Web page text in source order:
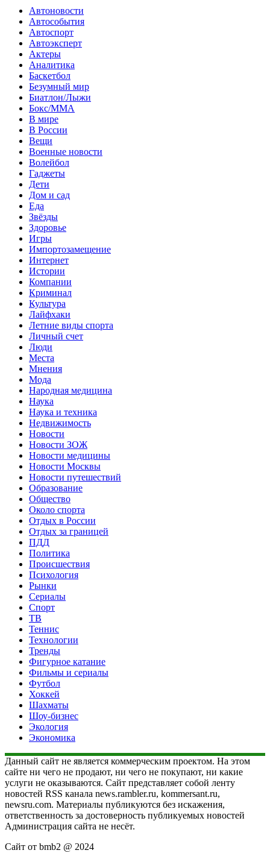
Автоновости
Автособытия
Автоспорт
Автоэксперт
Актеры
Аналитика
Баскетбол
Безумный мир
Биатлон/Лыжи
Бокс/MMA
В мире
В России
Вещи
Военные новости
Волейбол
Гаджеты
Дети
Дом и сад
Еда
Звёзды
Здоровье
Игры
Импортозамещение
Интернет
Истории
Компании
Криминал
Культура
Лайфхаки
Летние виды спорта
Личный счет
Люди
Места
Мнения
Мода
Народная медицина
Наука
Наука и техника
Недвижимость
Новости
Новости ЗОЖ
Новости медицины
Новости Москвы
Новости путешествий
Образование
Общество
Около спорта
Отдых в России
Отдых за границей
ПДД
Политика
Происшествия
Психология
Рынки
Сериалы
Спорт
ТВ
Теннис
Технологии
Тренды
Фигурное катание
Фильмы и сериалы
Футбол
Хоккей
Шахматы
Шоу-бизнес
Экология
Экономика
Данный сайт не является коммерческим проектом. На этом
сайте ни чего не продают, ни чего не покупают, ни какие
услуги не оказываются. Сайт представляет собой ленту
новостей RSS канала news.rambler.ru, kommersant.ru,
newsru.com. Материалы публикуются без искажения,
ответственность за достоверность публикуемых новостей
Администрация сайта не несёт.
Сайт от bmb2 @ 2024